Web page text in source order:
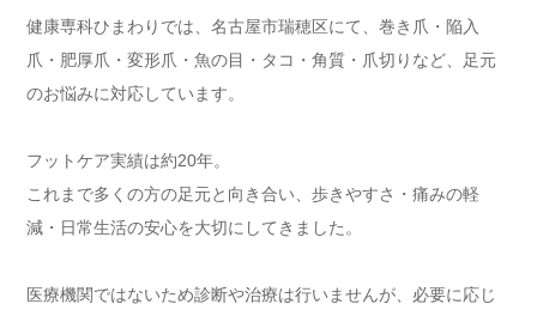
健康専科ひまわりでは、名古屋市瑞穂区にて、巻き爪・陥入
爪・肥厚爪・変形爪・魚の目・タコ・角質・爪切りなど、足元
のお悩みに対応しています。
フットケア実績は約20年。
これまで多くの方の足元と向き合い、歩きやすさ・痛みの軽
減・日常生活の安心を大切にしてきました。
医療機関ではないため診断や治療は行いませんが、必要に応じ